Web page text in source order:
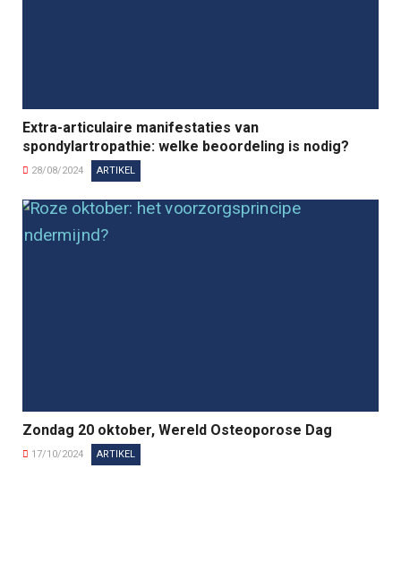
Extra-articulaire manifestaties van
spondylartropathie: welke beoordeling is nodig?
28/08/2024 ARTIKEL
Zondag 20 oktober, Wereld Osteoporose Dag
17/10/2024 ARTIKEL